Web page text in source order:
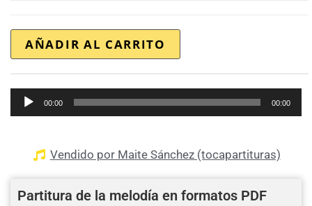
AÑADIR AL CARRITO
Reproductor
de
00:00 00:00
Vendido por Maite Sánchez (tocapartituras)
Partitura de la melodía en formatos PDF